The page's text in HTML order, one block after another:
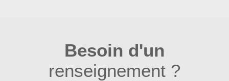
Besoin d'un
renseignement ?